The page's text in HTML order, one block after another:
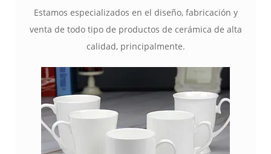
Estamos especializados en el diseño, fabricación y
venta de todo tipo de productos de cerámica de alta
calidad, principalmente.